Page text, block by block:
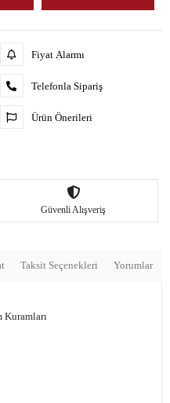
Fiyat Alarmı
Telefonla Sipariş
Ürün Önerileri
Güvenli Alışveriş
Taksit Seçenekleri Yorumlar